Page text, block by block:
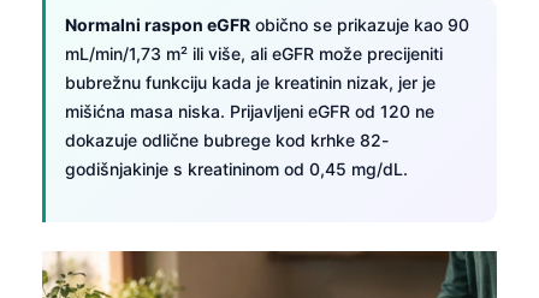
Normalni raspon eGFR obično se prikazuje kao 90
mL/min/1,73 m² ili više, ali eGFR može precijeniti
bubrežnu funkciju kada je kreatinin nizak, jer je
mišićna masa niska. Prijavljeni eGFR od 120 ne
dokazuje odlične bubrege kod krhke 82-
godišnjakinje s kreatininom od 0,45 mg/dL.
Қазақ тілі
Slovenčina
كوردی‎
پښتو
سنڌي